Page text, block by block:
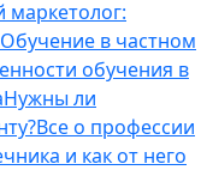
маркетолог:
Обучение в частном
обучения в
Нужны ли
Все о профессии
и как от него